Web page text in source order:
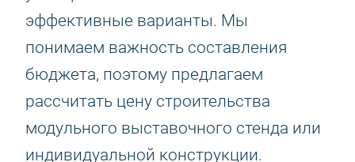
эффективные варианты. Мы
понимаем важность составления
бюджета, поэтому предлагаем
рассчитать цену строительства
модульного выставочного стенда или
индивидуальной конструкции.